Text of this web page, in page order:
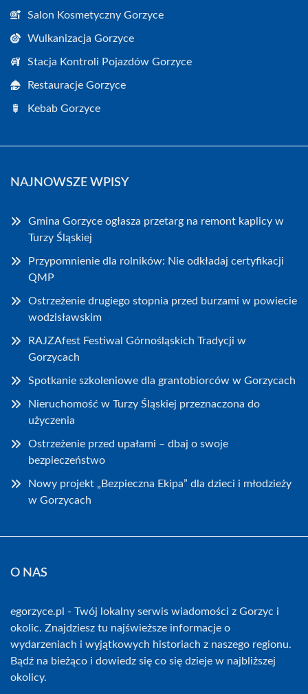
Salon Kosmetyczny Gorzyce
Wulkanizacja Gorzyce
Stacja Kontroli Pojazdów Gorzyce
Restauracje Gorzyce
Kebab Gorzyce
NAJNOWSZE WPISY
Gmina Gorzyce ogłasza przetarg na remont kaplicy w
Turzy Śląskiej
Przypomnienie dla rolników: Nie odkładaj certyfikacji
QMP
Ostrzeżenie drugiego stopnia przed burzami w powiecie
wodzisławskim
RAJZAfest Festiwal Górnośląskich Tradycji w
Gorzycach
Spotkanie szkoleniowe dla grantobiorców w Gorzycach
Nieruchomość w Turzy Śląskiej przeznaczona do
użyczenia
Ostrzeżenie przed upałami – dbaj o swoje
bezpieczeństwo
Nowy projekt „Bezpieczna Ekipa” dla dzieci i młodzieży
w Gorzycach
O NAS
egorzyce.pl - Twój lokalny serwis wiadomości z Gorzyc i
okolic. Znajdziesz tu najświeższe informacje o
wydarzeniach i wyjątkowych historiach z naszego regionu.
Bądź na bieżąco i dowiedz się co się dzieje w najbliższej
okolicy.